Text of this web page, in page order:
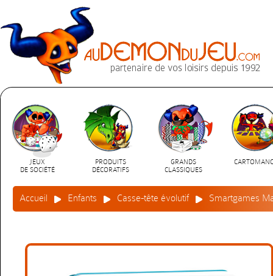
JEUX
DE SOCIÉTÉ
PRODUITS
DÉCORATIFS
GRANDS
CLASSIQUES
Accueil Enfants Casse-tête évolutif Smartgames